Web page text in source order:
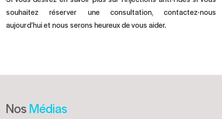
souhaitez réserver une consultation, contactez-nous
aujourd’hui et nous serons heureux de vous aider.
Nos Médias